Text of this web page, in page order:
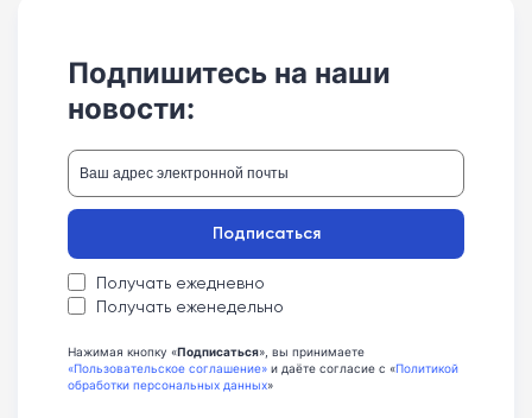
Подпишитесь на наши
новости:
Получать ежедневно
Получать еженедельно
Подписаться
Нажимая кнопку «Подписаться», вы принимаете
«Пользовательское соглашение» и даёте согласие с «Политикой
обработки персональных данных»